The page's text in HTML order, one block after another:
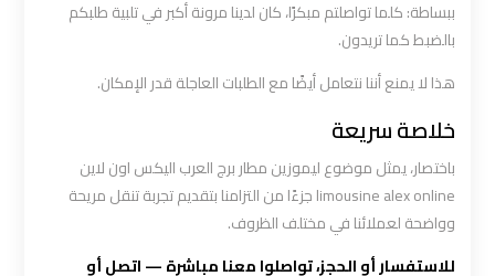
ببساطة: كلما تواصلتم مبكرًا، كان لدينا مرونة أكبر في تلبية طلبكم
بالضبط كما تريدون.
هذا لا يمنع أننا نتعامل أيضًا مع الطلبات العاجلة قدر الإمكان.
خلاصة سريعة
باختصار، يمثل موضوع ليموزين مطار برج العرب اليكس اون لاين
limousine alex online جزءًا من التزامنا بتقديم تجربة تنقل مريحة
وواضحة لعملائنا في مختلف الظروف.
للاستفسار أو الحجز، تواصلوا معنا مباشرة — اتصل أو
الاسكندرية
القاهرة
ليموزين
القاهرة
للاسكندرية